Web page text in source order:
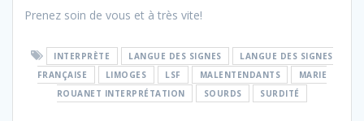
Prenez soin de vous et à très vite!
INTERPRÈTE LANGUE DES SIGNES
LANGUE DES SIGNES
FRANÇAISE
LIMOGES LSF MALENTENDANTS
MARIE
ROUANET INTERPRÉTATION
SOURDS SURDITÉ